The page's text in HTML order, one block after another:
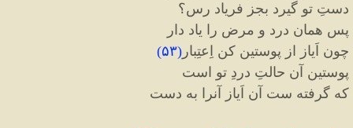
دستِ تو گیرد بجز فریاد رس؟
پس همان درد و مرض را یاد دار
چون اَیاز از پوستین کن اِعتِبار (۵۳)
پوستین آن حالتِ دردِ تو است
که گرفته ست آن اَیاز آنرا به دست